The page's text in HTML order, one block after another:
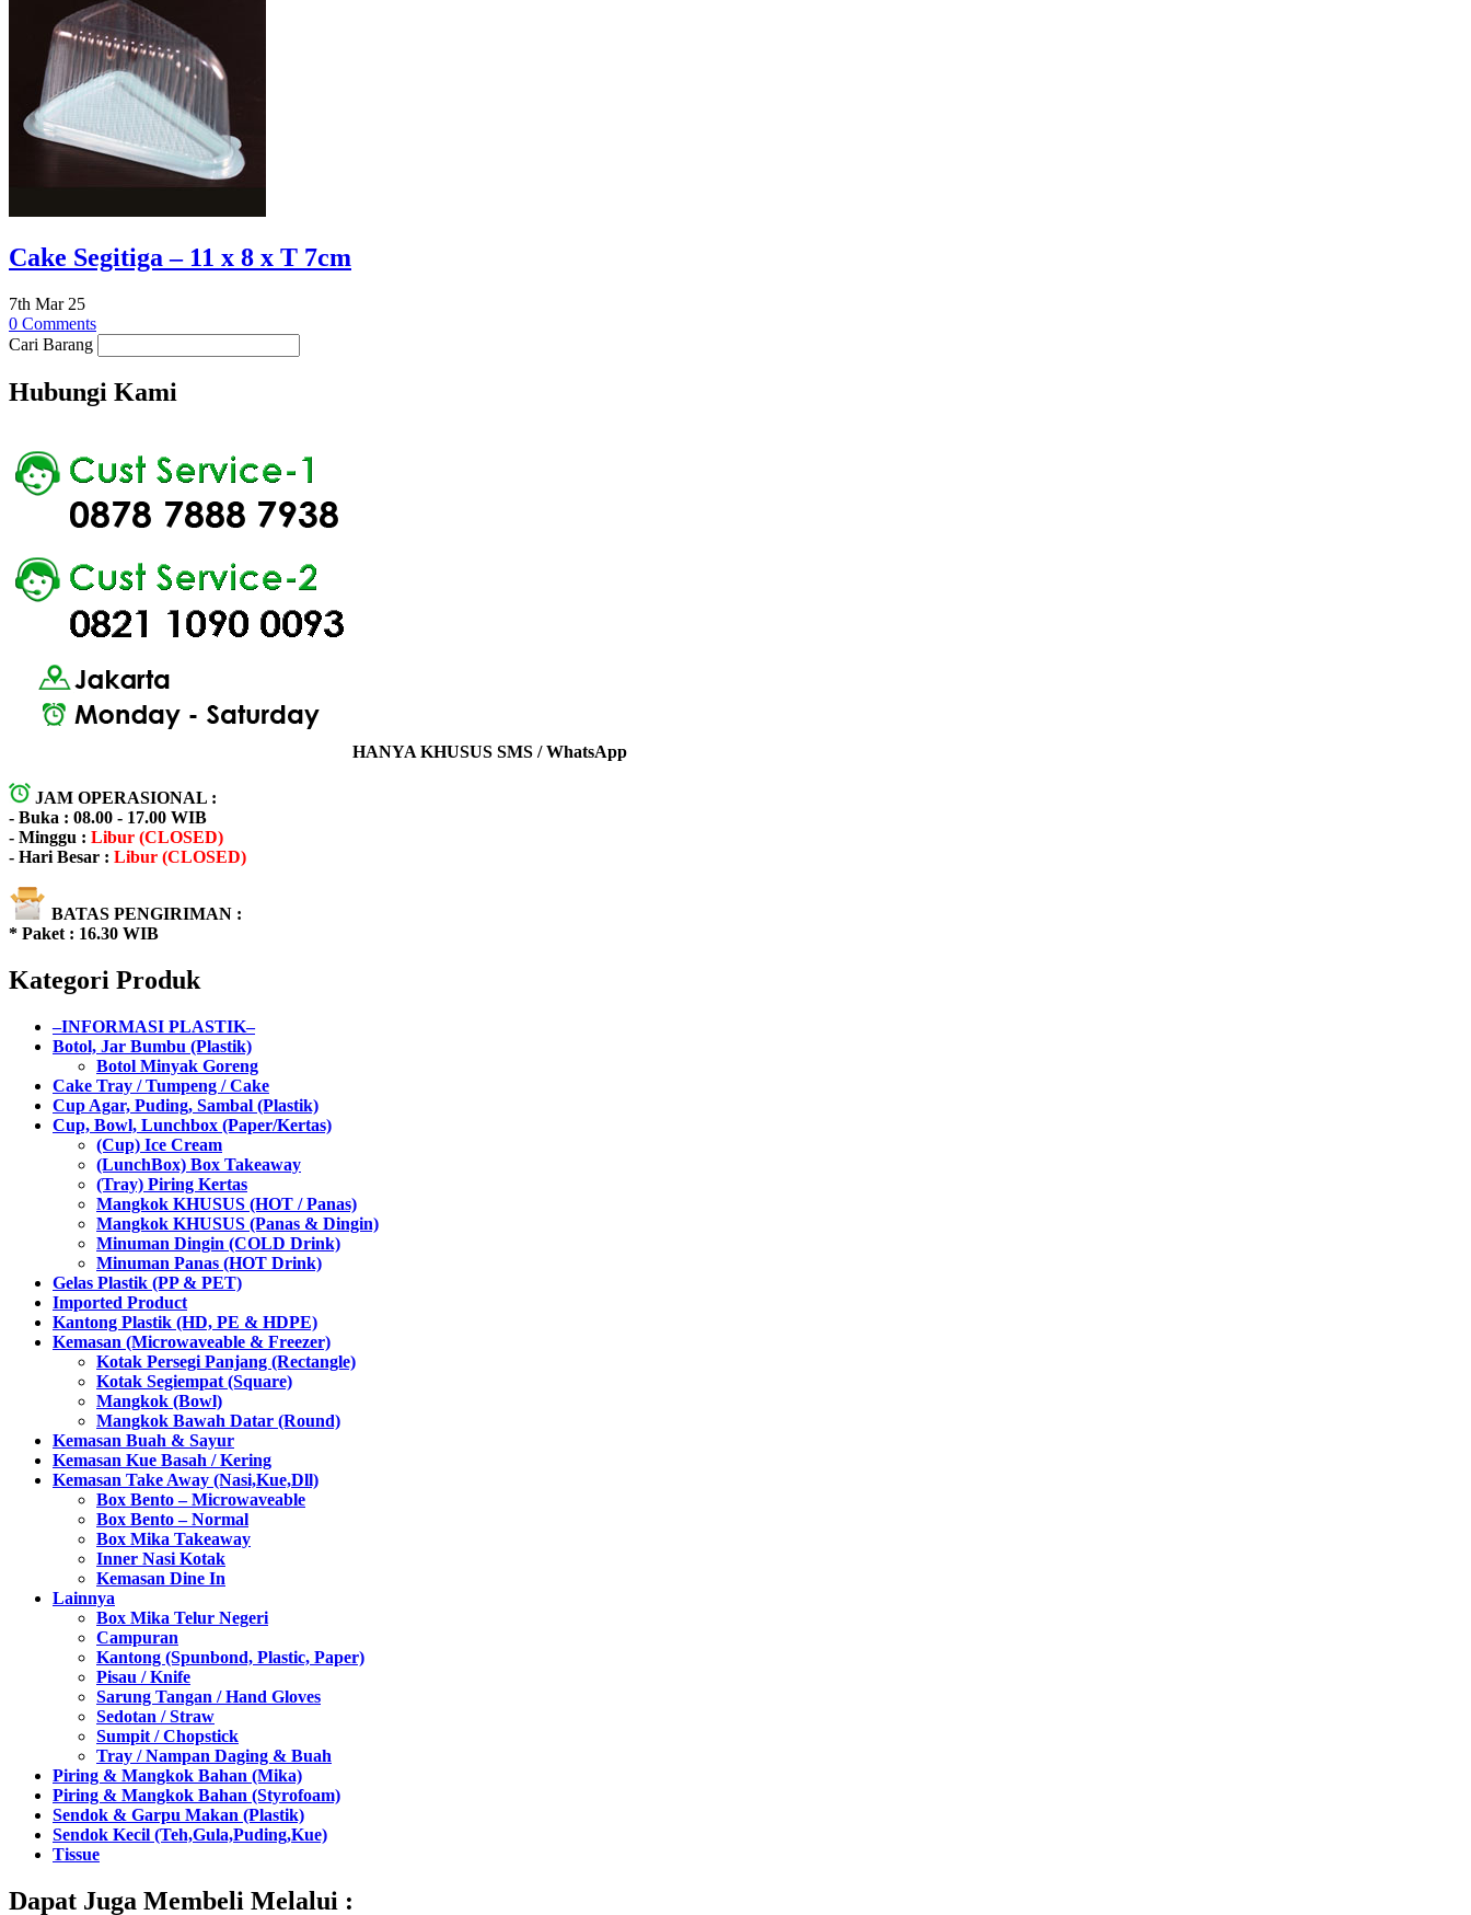
Cake Segitiga – 11 x 8 x T 7cm
7th Mar 25
0 Comments
Cari Barang
Hubungi Kami
HANYA KHUSUS SMS / WhatsApp
JAM OPERASIONAL :
- Buka : 08.00 - 17.00 WIB
- Minggu : Libur (CLOSED)
- Hari Besar : Libur (CLOSED)
BATAS PENGIRIMAN :
* Paket : 16.30 WIB
Kategori Produk
–INFORMASI PLASTIK–
Botol, Jar Bumbu (Plastik)
Botol Minyak Goreng
Cake Tray / Tumpeng / Cake
Cup Agar, Puding, Sambal (Plastik)
Cup, Bowl, Lunchbox (Paper/Kertas)
(Cup) Ice Cream
(LunchBox) Box Takeaway
(Tray) Piring Kertas
Mangkok KHUSUS (HOT / Panas)
Mangkok KHUSUS (Panas & Dingin)
Minuman Dingin (COLD Drink)
Minuman Panas (HOT Drink)
Gelas Plastik (PP & PET)
Imported Product
Kantong Plastik (HD, PE & HDPE)
Kemasan (Microwaveable & Freezer)
Kotak Persegi Panjang (Rectangle)
Kotak Segiempat (Square)
Mangkok (Bowl)
Mangkok Bawah Datar (Round)
Kemasan Buah & Sayur
Kemasan Kue Basah / Kering
Kemasan Take Away (Nasi,Kue,Dll)
Box Bento – Microwaveable
Box Bento – Normal
Box Mika Takeaway
Inner Nasi Kotak
Kemasan Dine In
Lainnya
Box Mika Telur Negeri
Campuran
Kantong (Spunbond, Plastic, Paper)
Pisau / Knife
Sarung Tangan / Hand Gloves
Sedotan / Straw
Sumpit / Chopstick
Tray / Nampan Daging & Buah
Piring & Mangkok Bahan (Mika)
Piring & Mangkok Bahan (Styrofoam)
Sendok & Garpu Makan (Plastik)
Sendok Kecil (Teh,Gula,Puding,Kue)
Tissue
Dapat Juga Membeli Melalui :